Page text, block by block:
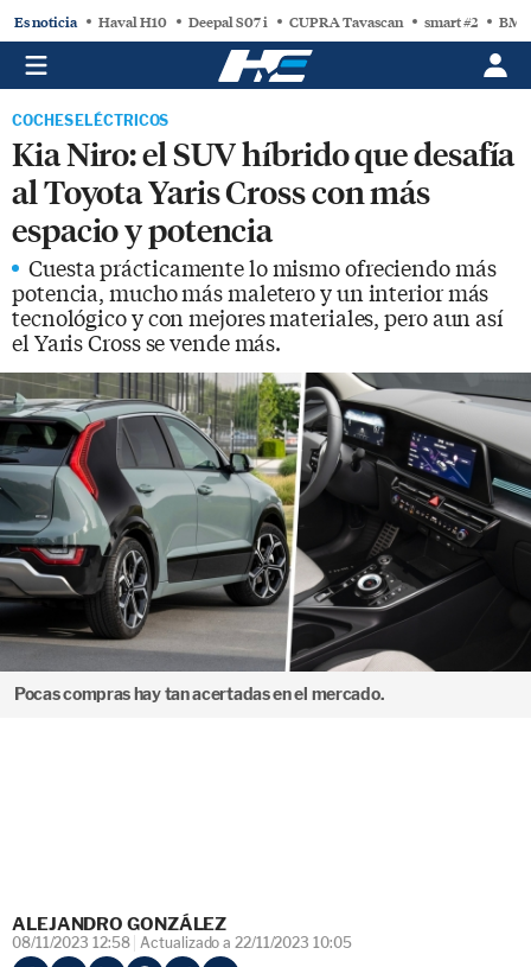
Es noticia Haval H10 Deepal S07 i CUPRA Tavascan smart #2
COCHES ELÉCTRICOS
Kia Niro: el SUV híbrido que desafía
al Toyota Yaris Cross con más
espacio y potencia
Cuesta prácticamente lo mismo ofreciendo más
potencia, mucho más maletero y un interior más
tecnológico y con mejores materiales, pero aun así
el Yaris Cross se vende más.
Pocas compras hay tan acertadas en el mercado.
ALEJANDRO GONZÁLEZ
08/11/2023 12:58 Actualizado a 22/11/2023 10:05